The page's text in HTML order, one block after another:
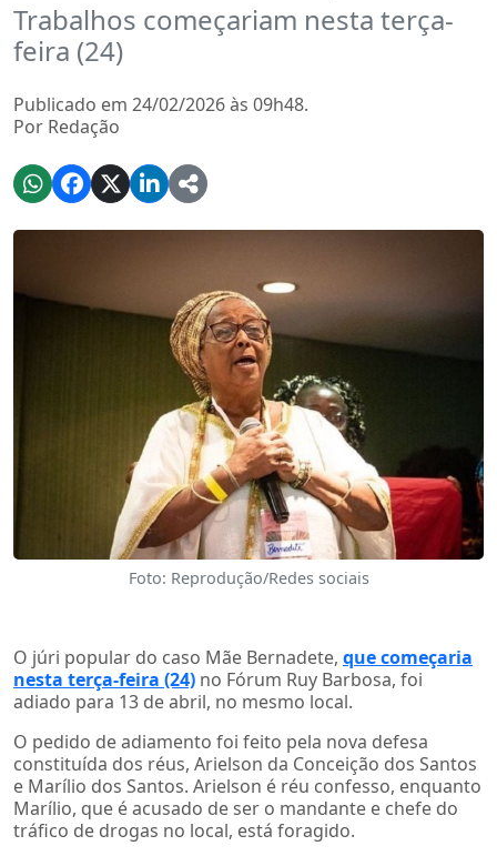
Trabalhos começariam nesta terça-
feira (24)
Publicado em 24/02/2026 às 09h48.
Por Redação
Foto: Reprodução/Redes sociais
O júri popular do caso Mãe Bernadete, que começaria
nesta terça-feira (24) no Fórum Ruy Barbosa, foi
adiado para 13 de abril, no mesmo local.
O pedido de adiamento foi feito pela nova defesa
constituída dos réus, Arielson da Conceição dos Santos
e Marílio dos Santos. Arielson é réu confesso, enquanto
Marílio, que é acusado de ser o mandante e chefe do
tráfico de drogas no local, está foragido.